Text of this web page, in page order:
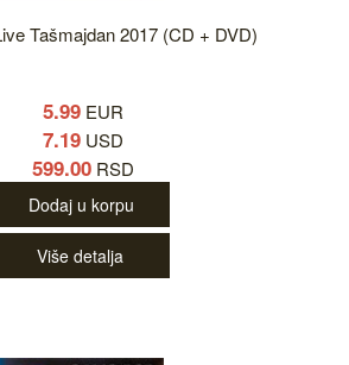
Tašmajdan 2017 (CD + DVD)
5.99 EUR
7.19 USD
599.00 RSD
Dodaj u korpu
Više detalja